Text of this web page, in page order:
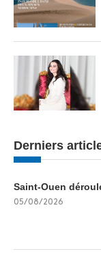
Derniers
Saint-Ouen
05/08/2026